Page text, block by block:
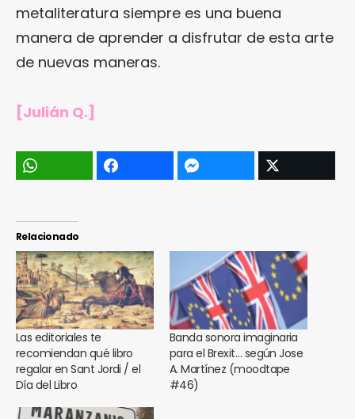
metaliteratura siempre es una buena
manera de aprender a disfrutar de esta arte
de nuevas maneras.
[Julián Q.]
Relacionado
Las editoriales te
recomiendan qué libro
regalar en Sant Jordi / el
Día del Libro
Banda sonora imaginaria
para el Brexit… según Jose
A. Martínez (moodtape
#46)